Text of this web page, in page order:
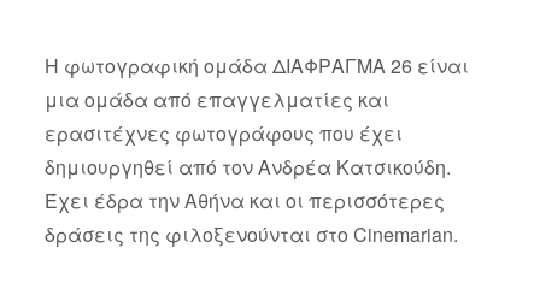
Η φωτογραφική ομάδα ΔΙΑΦΡΑΓΜΑ 26 είναι
μια ομάδα από επαγγελματίες και
ερασιτέχνες φωτογράφους που έχει
δημιουργηθεί από τον Ανδρέα Κατσικούδη.
Έχει έδρα την Αθήνα και οι περισσότερες
δράσεις της φιλοξενούνται στο Cinemarian.